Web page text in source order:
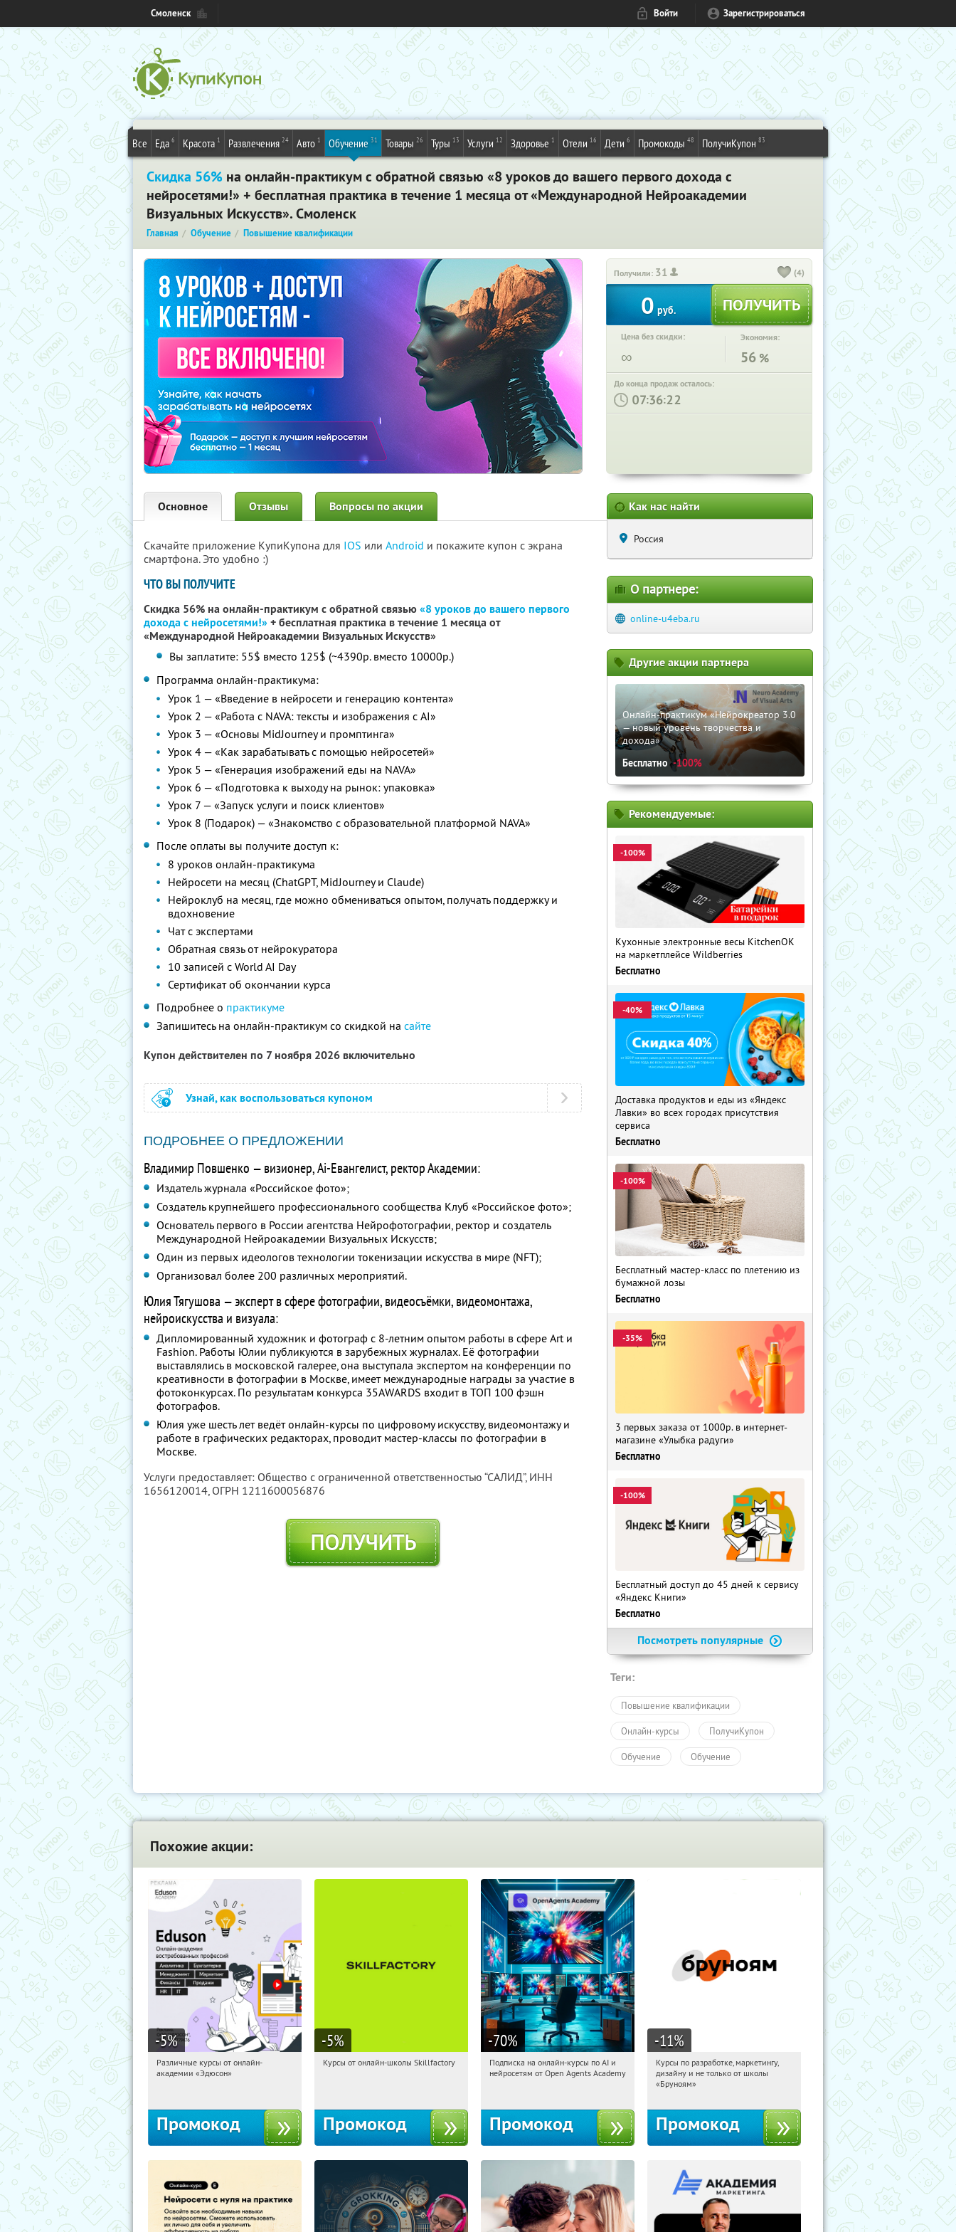
Смоленск Войти Зарегистрироваться
Все Еда 6 Красота 1 Развлечения 24 Авто 1 Обучение 31 Товары 26 Туры 13 Услуги 12 Здоровье 1 Отели 16 Дети 6 Промокоды 48 ПолучиКупон 83
Скидка 56% на онлайн-практикум с обратной связью «8 уроков до вашего первого дохода с
нейросетями!» + бесплатная практика в течение 1 месяца от «Международной Нейроакадемии
Визуальных Искусств». Смоленск
Главная Обучение Повышение квалификации
Получили: 31 (4)
0 руб.
Цена без скидки:
∞
Экономия:
56 %
До конца продаж осталось:
: :
Основное Отзывы Вопросы по акции
Скачайте приложение КупиКупона для IOS или Android и покажите купон с экрана
смартфона. Это удобно :)
ЧТО ВЫ ПОЛУЧИТЕ
Скидка 56% на онлайн-практикум с обратной связью«8 уроков до вашего первого
дохода с нейросетями!»+ бесплатная практика в течение 1 месяца от
«Международной Нейроакадемии Визуальных Искусств»
Вы заплатите: 55$ вместо 125$ (~4390р. вместо 10000р.)
Программа онлайн-практикума:
Урок 1 — «Введение в нейросети и генерацию контента»
Урок 2 — «Работа с NAVA: тексты и изображения с AI»
Урок 3 — «Основы MidJourney и промптинга»
Урок 4 — «Как зарабатывать с помощью нейросетей»
Урок 5 — «Генерация изображений еды на NAVA»
Урок 6 — «Подготовка к выходу на рынок: упаковка»
Урок 7 — «Запуск услуги и поиск клиентов»
Урок 8 (Подарок) — «Знакомство с образовательной платформой NAVA»
После оплаты вы получите доступ к:
8 уроков онлайн-практикума
Нейросети на месяц (ChatGPT, MidJourney и Claude)
Нейроклуб на месяц, где можно обмениваться опытом, получать поддержку и
вдохновение
Чат с экспертами
Обратная связь от нейрокуратора
10 записей с World AI Day
Сертификат об окончании курса
Подробнее о практикуме
Запишитесь на онлайн-практикум со скидкой на сайте
Купон действителен по 7 ноября 2026 включительно
Узнай, как воспользоваться купоном
ПОДРОБНЕЕ О ПРЕДЛОЖЕНИИ
Владимир Повшенко — визионер, Ai-Евангелист, ректор Академии:
Издатель журнала «Российское фото»;
Создатель крупнейшего профессионального сообщества Клуб «Российское фото»;
Основатель первого в России агентства Нейрофотографии, ректор и создатель
Международной Нейроакадемии Визуальных Искусств;
Один из первых идеологов технологии токенизации искусства в мире (NFT);
Организовал более 200 различных мероприятий.
Юлия Тягушова — эксперт в сфере фотографии, видеосъёмки, видеомонтажа,
нейроискусства и визуала:
Дипломированный художник и фотограф с 8-летним опытом работы в сфере Art и
Fashion. Работы Юлии публикуются в зарубежных журналах. Её фотографии
выставлялись в московской галерее, она выступала экспертом на конференции по
креативности в фотографии в Москве, имеет международные награды за участие в
фотоконкурсах. По результатам конкурса 35AWARDS входит в ТОП 100 фэшн
фотографов.
Юлия уже шесть лет ведёт онлайн-курсы по цифровому искусству, видеомонтажу и
работе в графических редакторах, проводит мастер-классы по фотографии в
Москве.
Услуги предоставляет: Общество с ограниченной ответственностью “САЛИД”, ИНН
1656120014, ОГРН 1211600056876
ПОЛУЧИТЬ
Как нас найти
Россия
О партнере:
online-u4eba.ru
Другие акции партнера
Онлайн-практикум «Нейрокреатор 3.0
— новый уровень творчества и
дохода»
Бесплатно -100%
Рекомендуемые:
-100%
Кухонные электронные весы KitchenOK
на маркетплейсе Wildberries
Бесплатно
-40%
Доставка продуктов и еды из «Яндекс
Лавки» во всех городах присутствия
сервиса
Бесплатно
-100%
Бесплатный мастер-класс по плетению из
бумажной лозы
Бесплатно
-35%
3 первых заказа от 1000р. в интернет-
магазине «Улыбка радуги»
Бесплатно
-100%
Бесплатный доступ до 45 дней к сервису
«Яндекс Книги»
Бесплатно
Посмотреть популярные
Теги:
Повышение квалификации
Онлайн-курсы ПолучиКупон
Обучение Обучение
Похожие акции:
-5%
10:36:17 Получили:
Различные курсы от онлайн-
академии «Эдюсон»
Промокод
-5%
10:36:17
Получи первым!
Курсы от онлайн-школы Skillfactory
Промокод
-70%
10:36:17 Получили:
Подписка на онлайн-курсы по AI и
нейросетям от Open Agents Academy
Промокод
-11%
10:36:17
Получи первым!
Россия
Курсы по разработке, маркетингу,
дизайну и не только от школы
«Бруноям»
Промокод